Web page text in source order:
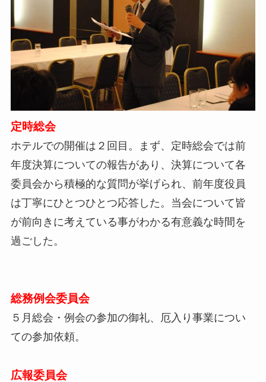
定時総会
ホテルでの開催は２回目。まず、定時総会では前
年度決算についての報告があり、決算について各
委員会から積極的な質問が挙げられ、前年度役員
は丁寧にひとつひとつ応答した。当会について皆
が前向きに考えている事がわかる有意義な時間を
過ごした。
総務例会委員会
５月総会・例会の参加の御礼、厄入り事業につい
ての参加依頼。
広報委員会